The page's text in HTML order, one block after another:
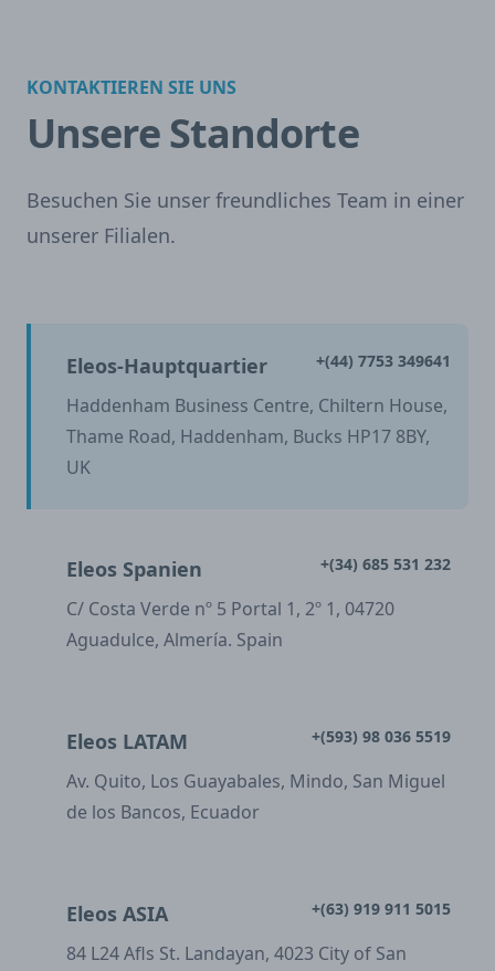
KONTAKTIEREN SIE UNS
Unsere Standorte
Besuchen Sie unser freundliches Team in einer
unserer Filialen.
Eleos-Hauptquartier +(44) 7753 349641
Haddenham Business Centre, Chiltern House,
Thame Road, Haddenham, Bucks HP17 8BY,
UK
Eleos Spanien +(34) 685 531 232
C/ Costa Verde nº 5 Portal 1, 2º 1, 04720
Aguadulce, Almería. Spain
Eleos LATAM +(593) 98 036 5519
Av. Quito, Los Guayabales, Mindo, San Miguel
de los Bancos, Ecuador
Eleos ASIA +(63) 919 911 5015
84 L24 Afls St. Landayan, 4023 City of San